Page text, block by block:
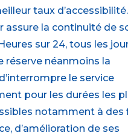
taux d’accessibilité.
assure la continuité de
sur 24, tous les
réserve néanmoins la
le service
pour les durées les
notamment à des
d’amélioration de ses